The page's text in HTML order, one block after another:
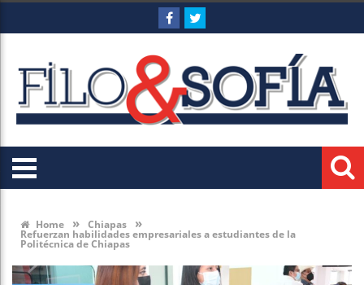
Home » Chiapas »
Refuerzan habilidades empresariales a estudiantes de la
Politécnica de Chiapas